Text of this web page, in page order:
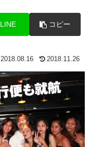
LINE コピー
2018.08.16 2018.11.26